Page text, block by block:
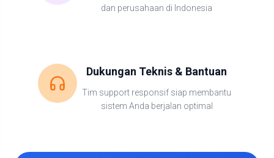
dan perusahaan di Indonesia
Dukungan Teknis & Bantuan
Tim support responsif siap membantu
sistem Anda berjalan optimal